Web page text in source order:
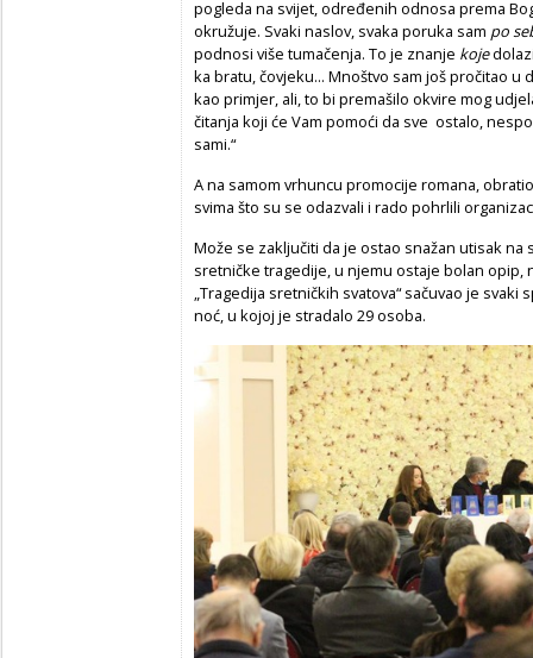
pogleda na svijet, određenih odnosa prema
okružuje. Svaki naslov, svaka poruka sam po
podnosi više tumačenja. To je znanje koje
ka bratu, čovjeku... Mnoštvo sam još pročitao
kao primjer, ali, to bi premašilo okvire mog
čitanja koji će Vam pomoći da sve ostalo,
sami.“
A na samom vrhuncu promocije romana,
svima što su se odazvali i rado pohrlili
Može se zaključiti da je ostao snažan utisak
sretničke tragedije, u njemu ostaje bolan opip,
„Tragedija sretničkih svatova“ sačuvao je
noć, u kojoj je stradalo 29 osoba.